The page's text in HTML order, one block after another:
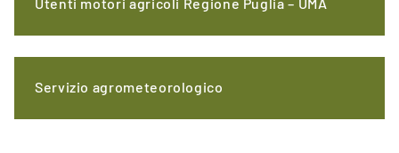
Utenti motori agricoli Regione Puglia – UMA
Servizio agrometeorologico